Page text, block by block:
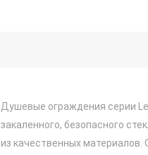
Душевые ограждения серии
закаленного, безопасного
из качественных